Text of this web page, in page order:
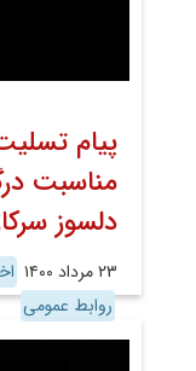
پیام
مناسبت
دلسوز
۲۳ مرداد ۱۴۰۰
روابط عمومی